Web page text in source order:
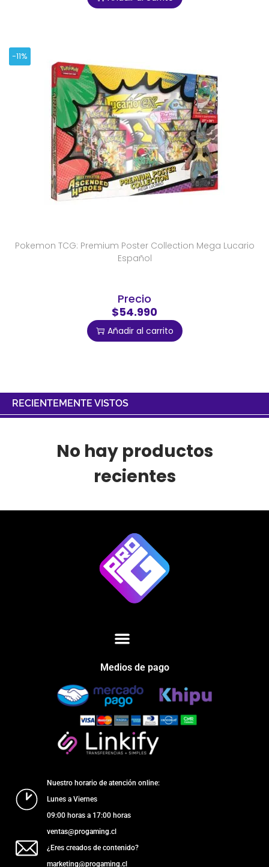
-11%
Pokemon TCG: Premium Poster Collection Mega Lucario
Español
Precio
$54.990
Añadir al carrito
RECIENTEMENTE VISTOS
No hay productos
recientes
Medios de pago
Nuestro horario de atención online:
Lunes a Viernes
09:00 horas a 17:00 horas
ventas@progaming.cl
¿Eres creados de contenido?
marketing@progaming.cl